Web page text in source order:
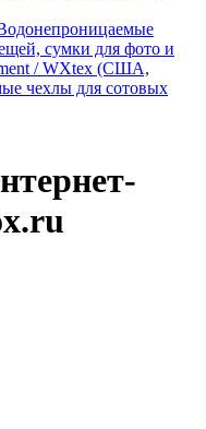
сумки для фото и
/ WXtex (США,
чехлы для сотовых